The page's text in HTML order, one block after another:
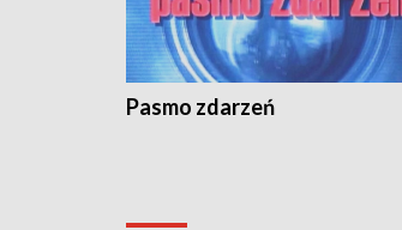
Pasmo zdarzeń